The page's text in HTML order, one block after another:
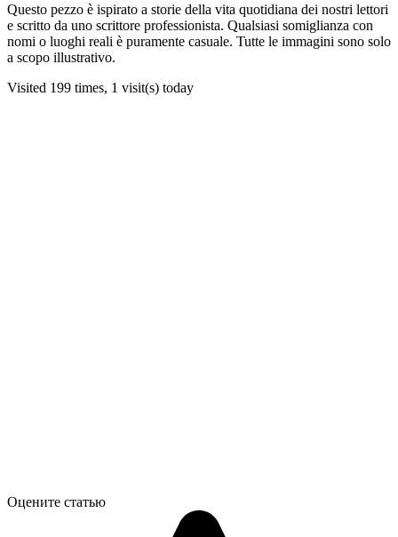
Questo pezzo è ispirato a storie della vita quotidiana dei nostri lettori
e scritto da uno scrittore professionista. Qualsiasi somiglianza con
nomi o luoghi reali è puramente casuale. Tutte le immagini sono solo
a scopo illustrativo.
Visited 199 times, 1 visit(s) today
Оцените статью